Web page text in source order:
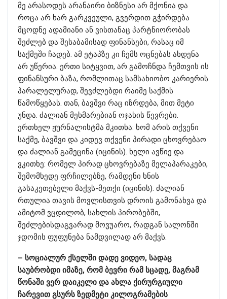
მე არასოდეს არანაირი ბიზნესი არ მქონია და
როცა არ ხარ გარკვეული, გვერდით გჭირდება
მცოდნე ადამიანი ან ვისთანაც პარტნიორობას
შეძლებ და შესაბამისად ფინანსები, რასაც იმ
საქმეში ჩადებ. ამ ეტაპზე კი ჩემს ოცნებას ახდენა
არ უწერია. ერთი სიტყვით, არ გამოჩნდა ჩემთვის ის
ფინანსური ბაზა, რომლითაც სამსახიობო კარიერის
პარალელურად, შევძლებდი რაიმე საქმის
წამოწყებას. თან, ბავშვი რაც იზრდება, მით მეტი
უნდა. ძალიან მეხმარებიან ოჯახის წევრები.
ერთხელ ჟურნალისტმა მკითხა: ხომ არის თქვენი
საქმე, ბავშვი და კიდევ თქვენი პირადი ცხოვრებაო
და ძალიან გამეცინა (იცინის). ხელი ავწიე და
ვკითხე: რომელ პირად ცხოვრებაზე მელაპარაკები,
შემომხედე ფრჩილებზე, რამდენი ხნის
გასაკეთებელი მაქვს-მეთქი (იცინის). ძალიან
რთულია თავის მოვლისთვის დროის გამონახვა და
ამიტომ ვცდილობ, სახლის პირობებში,
შეძლებისდაგვარად მოვუარო, რადგან სალონში
ჯდომის ფუფუნება ნამდვილად არ მაქვს.
– სოციალურ ქსელში დადე ვიდეო, სადაც
საუბრობდი იმაზე, რომ ბევრი რამ სცადე, მაგრამ
წონაში ვერ დაიკელი და ახლა ქირურგიული
ჩარევით გსურს ზედმეტი კილოგრამების